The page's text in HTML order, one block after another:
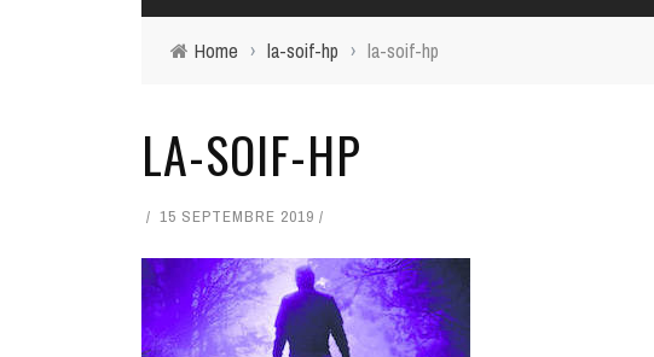
Home › la-soif-hp › la-soif-hp
LA-SOIF-HP
15 SEPTEMBRE 2019